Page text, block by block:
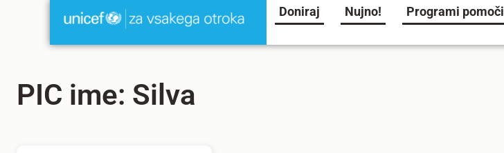
Doniraj Nujno! Programi pomoči
PIC ime: Silva